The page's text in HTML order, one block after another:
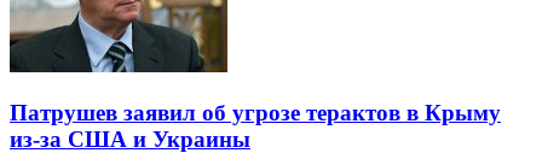
Патрушев заявил об угрозе терактов в Крыму
из-за США и Украины